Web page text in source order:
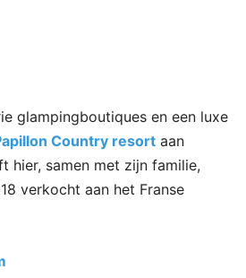
glampingboutiques en een luxe
Country resort aan
hier, samen met zijn familie,
verkocht aan het Franse